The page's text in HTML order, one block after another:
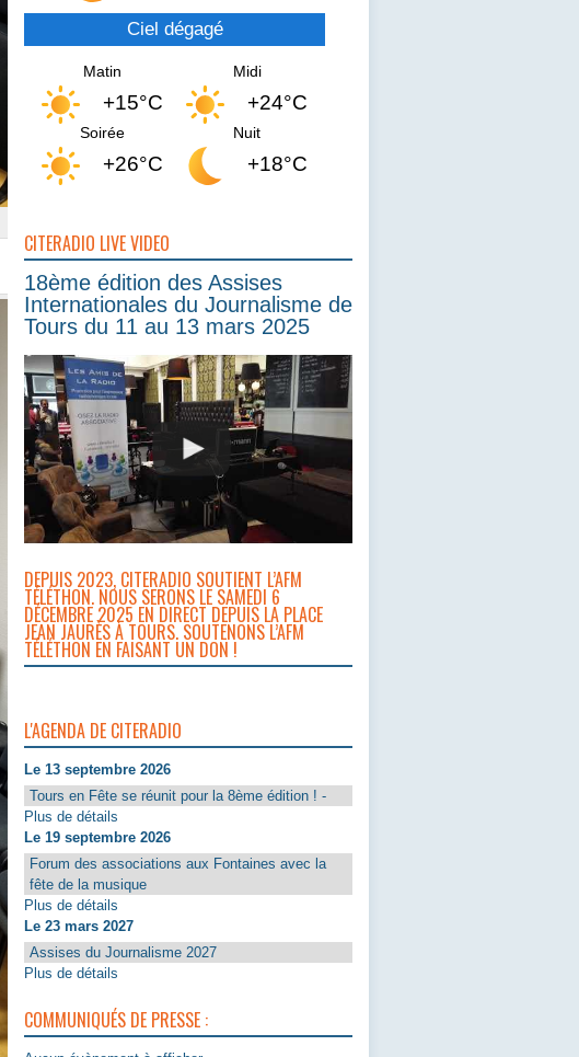
Ciel dégagé
Matin
+15°C
Midi
+24°C
Soirée
+26°C
Nuit
+18°C
CITERADIO LIVE VIDEO
18ème édition des Assises
Internationales du Journalisme de
Tours du 11 au 13 mars 2025
DEPUIS 2023, CITERADIO SOUTIENT L’AFM
TÉLÉTHON. NOUS SERONS LE SAMEDI 6
DÉCEMBRE 2025 EN DIRECT DEPUIS LA PLACE
JEAN JAURÈS À TOURS. SOUTENONS L’AFM
TÉLÉTHON EN FAISANT UN DON !
L'AGENDA DE CITERADIO
Le 13 septembre 2026
Tours en Fête se réunit pour la 8ème édition ! -
Plus de détails
Le 19 septembre 2026
Forum des associations aux Fontaines avec la
fête de la musique
Plus de détails
Le 23 mars 2027
Assises du Journalisme 2027
Plus de détails
COMMUNIQUÉS DE PRESSE :